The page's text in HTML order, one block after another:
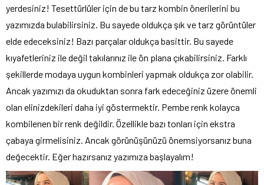
yerdesiniz! Tesettürlüler için de bu tarz kombin önerilerini bu
yazımızda bulabilirsiniz. Bu sayede oldukça şık ve tarz görüntüler
elde edeceksiniz! Bazı parçalar oldukça basittir. Bu sayede
kıyafetleriniz ile değil takılarınız ile ön plana çıkabilirsiniz. Farklı
şekillerde modaya uygun kombinleri yapmak oldukça zor olabilir.
Ancak yazımızı da okuduktan sonra fark edeceğiniz üzere önemli
olan elinizdekileri daha iyi göstermektir. Pembe renk kolayca
kombilenen bir renk değildir. Özellikle bazı tonları için ekstra
çabaya girmelisiniz. Ancak görünüşünüzü önemsiyorsanız buna
değecektir. Eğer hazırsanız yazımıza başlayalım!